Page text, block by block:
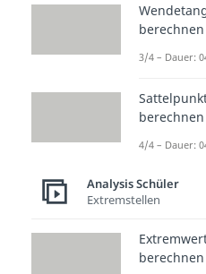
berechnen
3/4 – Dauer:
berechnen
4/4 – Dauer:
Analysis Schüler
Extremstellen
berechnen